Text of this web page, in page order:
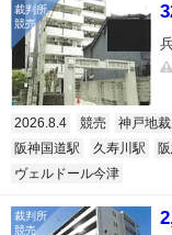
2026.8.4 競売 神戸地
阪神国道駅
久寿川駅
ヴェルドール今津